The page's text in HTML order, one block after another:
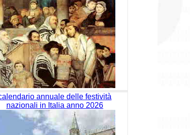
annuale delle festività
nazionali in Italia anno 2026